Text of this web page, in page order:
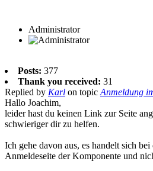
Administrator
Posts: 377
Thank you received: 31
Replied by Karl on topic Anmeldung
Hallo Joachim,
leider hast du keinen Link zur Seite
schwieriger dir zu helfen.
Ich gehe davon aus, es handelt sich
Anmeldeseite der Komponente und